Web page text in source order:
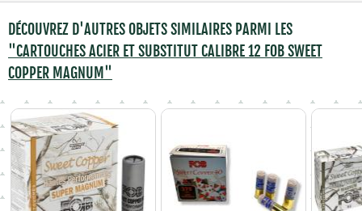
DÉCOUVREZ D'AUTRES OBJETS SIMILAIRES PARMI LES
"CARTOUCHES ACIER ET SUBSTITUT CALIBRE 12 FOB SWEET
COPPER MAGNUM"